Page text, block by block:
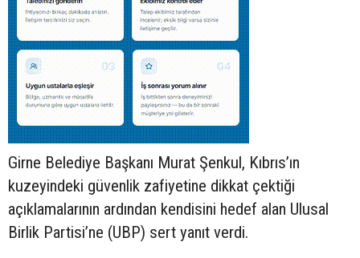
Girne Belediye Başkanı Murat Şenkul, Kıbrıs’ın
kuzeyindeki güvenlik zafiyetine dikkat çektiği
açıklamalarının ardından kendisini hedef alan Ulusal
Birlik Partisi’ne (UBP) sert yanıt verdi.